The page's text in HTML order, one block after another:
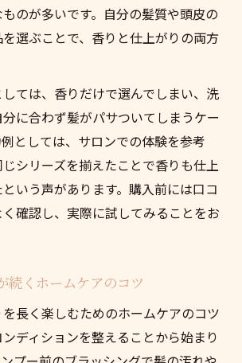
のが多いです。自分の髪質や頭皮の
選ぶことで、香りと仕上がりの両方
ては、香りだけで選んでしまい、洗
に合わず髪がパサついてしまうケー
としては、サロンでの体験を参考
シリーズを揃えたことで香りも仕上
いう声があります。購入前には口コ
確認し、実際に試してみることをお
続くホームケアのコツ
長く楽しむためのホームケアのコツ
ディションを整えることから始まり